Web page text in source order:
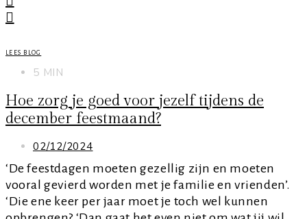
LEES BLOG
5 MIN
Hoe zorg je goed voor jezelf tijdens de
december feestmaand?
02/12/2024
‘De feestdagen moeten gezellig zijn en moeten
vooral gevierd worden met je familie en vrienden’.
‘Die ene keer per jaar moet je toch wel kunnen